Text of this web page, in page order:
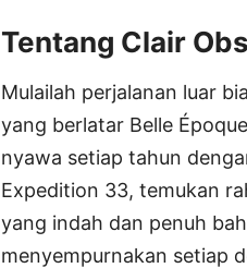
Tentang Clair
Mulailah perjalanan luar
yang berlatar Belle
nyawa setiap tahun
Expedition 33, temukan
yang indah dan penuh
menyempurnakan setiap